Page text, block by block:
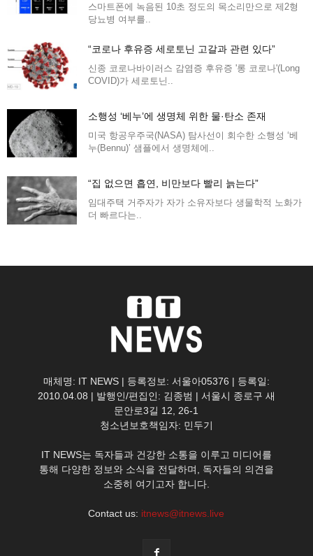
스마트폰에 녹음된 10초 정도의 목소리만으로 제2형
당뇨병 여부를..
“코로나 후유증 세로토닌 고갈과 관련 있다”
신종 코로나바이러스 감염증 후유증 '롱 코로나'(Long
COVID)가 세로토닌..
소행성 ‘베누’에 생명체 위한 물·탄소 존재
미국 항공우주국(NASA) 탐사선이 회수한 소행성 ‘베
누(Bennu)’ 샘플에서 생명체에..
“집 없으면 흡연, 비만보다 빨리 늙는다”
임대주택 거주자가 자가 소유자보다 생물학적 노화가
더 빠르다는..
매체명: IT NEWS | 등록정보: 서울아05376 | 등록일:
2010.04.08 | 발행인/편집인: 김종범 | 서울시 종로구 새
문안로3길 12, 26-1
청소년보호책임자: 민두기
IT NEWS는 독자들과 건강한 소통을 이루고 미디어를
통해 다양한 정보와 소식을 전달하며, 독자들의 의견을
소중히 여기고자 합니다.
Contact us: itnews@itnews.live